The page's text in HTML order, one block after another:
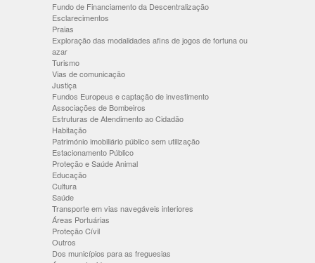
Fundo de Financiamento da Descentralização
Esclarecimentos
Praias
Exploração das modalidades afins de jogos de fortuna ou
azar
Turismo
Vias de comunicação
Justiça
Fundos Europeus e captação de investimento
Associações de Bombeiros
Estruturas de Atendimento ao Cidadão
Habitação
Património imobiliário público sem utilização
Estacionamento Público
Proteção e Saúde Animal
Educação
Cultura
Saúde
Transporte em vias navegáveis interiores
Áreas Portuárias
Proteção Cívil
Outros
Dos municípios para as freguesias